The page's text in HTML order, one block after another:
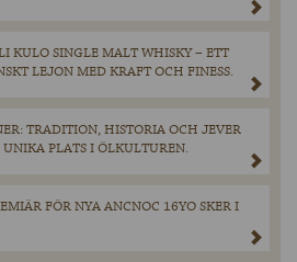
KULO SINGLE MALT WHISKY – ETT
LEJON MED KRAFT OCH FINESS.
TRADITION, HISTORIA OCH JEVER
UNIKA PLATS I ÖLKULTUREN.
FÖR NYA ANCNOC 16YO SKER I